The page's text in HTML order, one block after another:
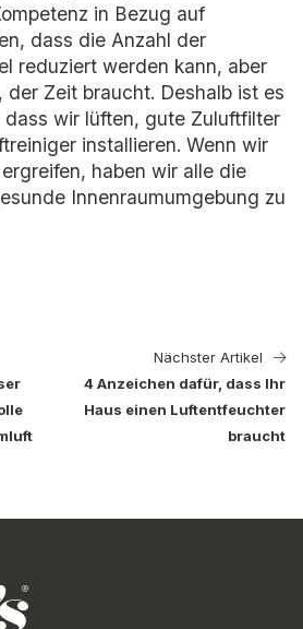
in Bezug auf
dass die Anzahl der
reduziert werden kann, aber
der Zeit braucht. Deshalb ist es
wir lüften, gute Zuluftfilter
installieren. Wenn wir
haben wir alle die
Innenraumumgebung zu
Nächster Artikel
4 Anzeichen dafür, dass Ihr
Haus einen Luftentfeuchter
braucht